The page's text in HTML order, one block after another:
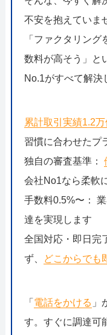
不安を抱えていま
「ファクタリン
数料が高そう」と
No.1がすべて解決
累計取引実績1.2万
習慣に合わせたプ
独自の審査基準：
会社No1なら柔軟
手数料0.5%〜：
達を実現します
全国対応・即日完
ず、
どこからでも
「 電話をかける 」
す。すぐに調達可